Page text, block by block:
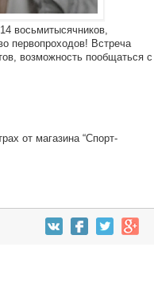
восьмитысячников,
первопроходов! Встреча
возможность пообщаться с
от магазина “Спорт-